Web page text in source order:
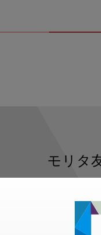
モリタ
いただくと、デンタ